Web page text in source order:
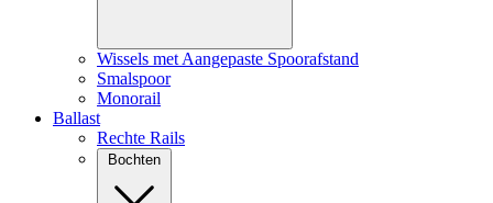
Wissels met Aangepaste Spoorafstand
Smalspoor
Monorail
Ballast
Rechte Rails
Bochten